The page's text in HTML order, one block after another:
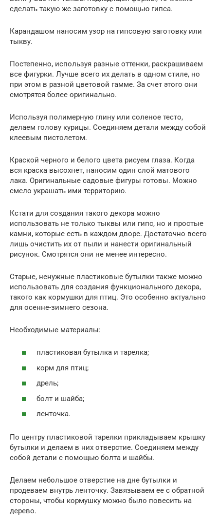
сделать такую же заготовку с помощью гипса.
Карандашом наносим узор на гипсовую заготовку или
тыкву.
Постепенно, используя разные оттенки, раскрашиваем
все фигурки. Лучше всего их делать в одном стиле, но
при этом в разной цветовой гамме. За счет этого они
смотрятся более оригинально.
Используя полимерную глину или соленое тесто,
делаем голову курицы. Соединяем детали между собой
клеевым пистолетом.
Краской черного и белого цвета рисуем глаза. Когда
вся краска высохнет, наносим один слой матового
лака. Оригинальные садовые фигуры готовы. Можно
смело украшать ими территорию.
Кстати для создания такого декора можно
использовать не только тыквы или гипс, но и простые
камни, которые есть в каждом дворе. Достаточно всего
лишь очистить их от пыли и нанести оригинальный
рисунок. Смотрятся они не менее интересно.
Старые, ненужные пластиковые бутылки также можно
использовать для создания функционального декора,
такого как кормушки для птиц. Это особенно актуально
для осенне-зимнего сезона.
Необходимые материалы:
пластиковая бутылка и тарелка;
корм для птиц;
дрель;
болт и шайба;
ленточка.
По центру пластиковой тарелки прикладываем крышку
бутылки и делаем в них отверстие. Соединяем между
собой детали с помощью болта и шайбы.
Делаем небольшое отверстие на дне бутылки и
продеваем внутрь ленточку. Завязываем ее с обратной
стороны, чтобы кормушку можно было повесить на
дерево.